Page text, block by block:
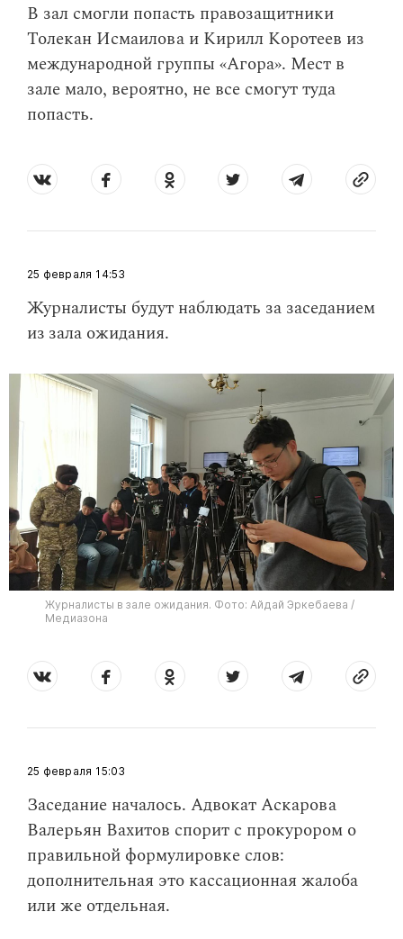
В зал смогли попасть правозащитники
Толекан Исмаилова и Кирилл Коротеев из
международной группы «Агора». Мест в
зале мало, вероятно, не все смогут туда
попасть.
14:53
25 февраля
​Журналисты будут наблюдать за заседанием
из зала ожидания.
Журналисты в зале ожидания. Фото: Айдай Эркебаева /
Медиазона
15:03
25 февраля
​Заседание началось. Адвокат Аскарова
Валерьян Вахитов спорит с прокурором о
правильной формулировке слов:
дополнительная это кассационная жалоба
или же отдельная.